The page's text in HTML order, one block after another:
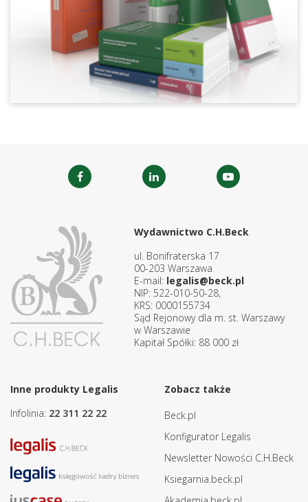
Wydawnictwo C.H.Beck
ul. Bonifraterska 17
00-203 Warszawa
E-mail: legalis@beck.pl
NIP: 522-010-50-28,
KRS: 0000155734
Sąd Rejonowy dla m. st. Warszawy
w Warszawie
Kapitał Spółki: 88 000 zł
Inne produkty Legalis
Infolinia: 22 311 22 22
Zobacz także
Beck.pl
Konfigurator Legalis
Newsletter Nowości C.H.Beck
Ksiegarnia.beck.pl